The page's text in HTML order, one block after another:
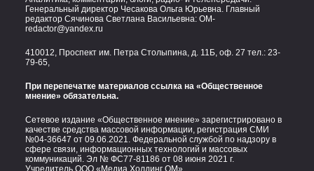
Генеральный директор Чесакова Ольга Юрьевна. Главный
редактор Сячинова Светлана Васильевна: OM-
redactor@yandex.ru
410012, Проспект им. Петра Столыпина, д. 11Б, оф. 27 тел.: 23-
79-65,
При перепечатке материалов ссылка на «Общественное
мнение» обязательна.
Сетевое издание «Общественное мнение» зарегистрировано в
качестве средства массовой информации, регистрация СМИ
№04-36647 от 09.06.2021. Федеральной службой по надзору в
сфере связи, информационных технологий и массовых
коммуникаций. Эл № ФС77-81186 от 08 июня 2021 г.
Учредитель ООО «Медиа Холдинг ОМ»